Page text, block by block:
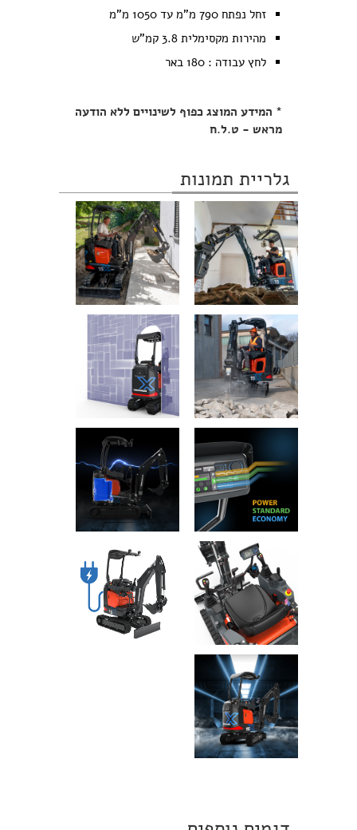
זחל נפתח 790 מ"מ עד 1050 מ"מ
מהירות מקסימלית 3.8 קמ"ש
לחץ עבודה : 180 באר
* המידע המוצג כפוף לשינויים ללא הודעה
מראש - ט.ל.ח
גלריית תמונות